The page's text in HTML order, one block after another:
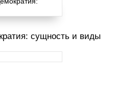
сущность и виды